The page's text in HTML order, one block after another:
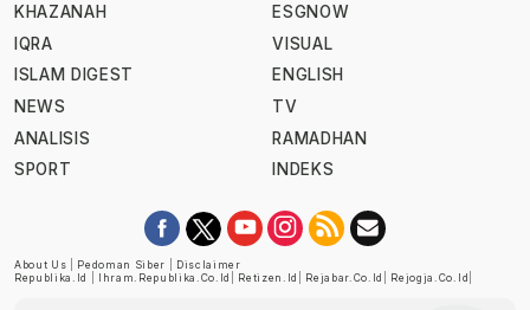
KHAZANAH
IQRA
ISLAM DIGEST
NEWS
ANALISIS
SPORT
ESGNOW
VISUAL
ENGLISH
TV
RAMADHAN
INDEKS
About Us Pedoman Siber
Disclaimer
Republika.id
Ihram.republika.co.id Retizen.id Rejabar.co.id Rejogja.co.id